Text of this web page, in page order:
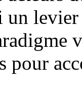
un
pour